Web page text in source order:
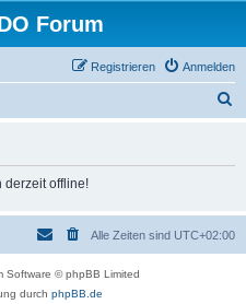
Forum
Anmelden
Registrieren
derzeit offline!
Alle Zeiten sind UTC+02:00
Software © phpBB Limited
durch phpBB.de